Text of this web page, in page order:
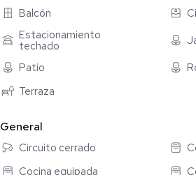
💠 Amenidades que elevan tu inversión:
🏊 Alberca
🏋 Gimnasio
🏫 Salón de usos múltiples
🚸 Juegos infantiles
🌳 Áreas verdes
⛩️ Terraza
📍 Ubicación estratégica en Corregidora
Balcón
Estacionamiento
techado
Patio
Terraza
General
Circuito cerrado
Cocina equipada